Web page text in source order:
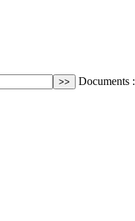
Documents :